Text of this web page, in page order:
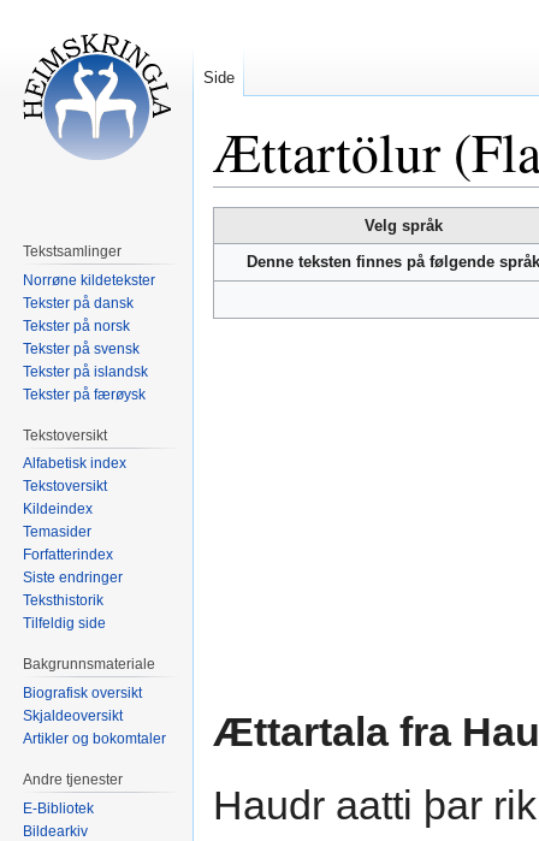
Ættartölur
til
navigering
til
Velg språk
Denne teksten finnes på følgende
Ættartala fra
Haudr aatti þar
Side
Tekstsamlinger
Norrøne kildetekster
Tekster på dansk
Tekster på norsk
Tekster på svensk
Tekster på islandsk
Tekster på færøysk
Tekstoversikt
Alfabetisk index
Tekstoversikt
Kildeindex
Temasider
Forfatterindex
Siste endringer
Teksthistorik
Tilfeldig side
Bakgrunnsmateriale
Biografisk oversikt
Skjaldeoversikt
Artikler og bokomtaler
Andre tjenester
E-Bibliotek
Bildearkiv